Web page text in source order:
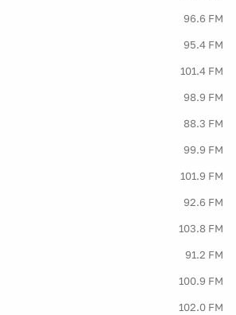
96.6 FM
95.4 FM
101.4 FM
98.9 FM
88.3 FM
99.9 FM
101.9 FM
92.6 FM
103.8 FM
91.2 FM
100.9 FM
102.0 FM